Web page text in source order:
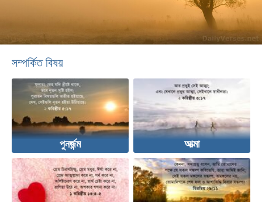
সম্পর্কিত বিষয়
পুনর্জন্ম আত্মা